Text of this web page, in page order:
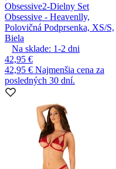
Obsessive2-Dielny Set
Obsessive - Heavenlly,
Polovičná Podprsenka, XS/S,
Biela
Na sklade: 1-2 dni
42,95 €
42,95 € Najmenšia cena za
posledných 30 dní.